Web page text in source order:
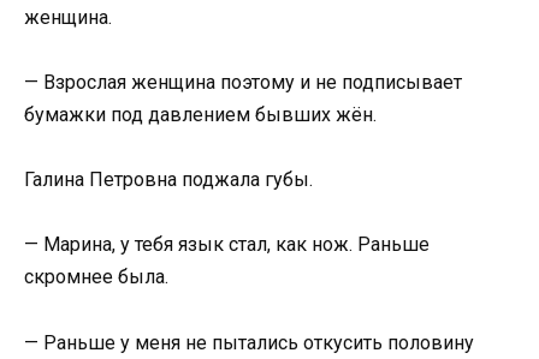
женщина.
— Взрослая женщина поэтому и не подписывает
бумажки под давлением бывших жён.
Галина Петровна поджала губы.
— Марина, у тебя язык стал, как нож. Раньше
скромнее была.
— Раньше у меня не пытались откусить половину